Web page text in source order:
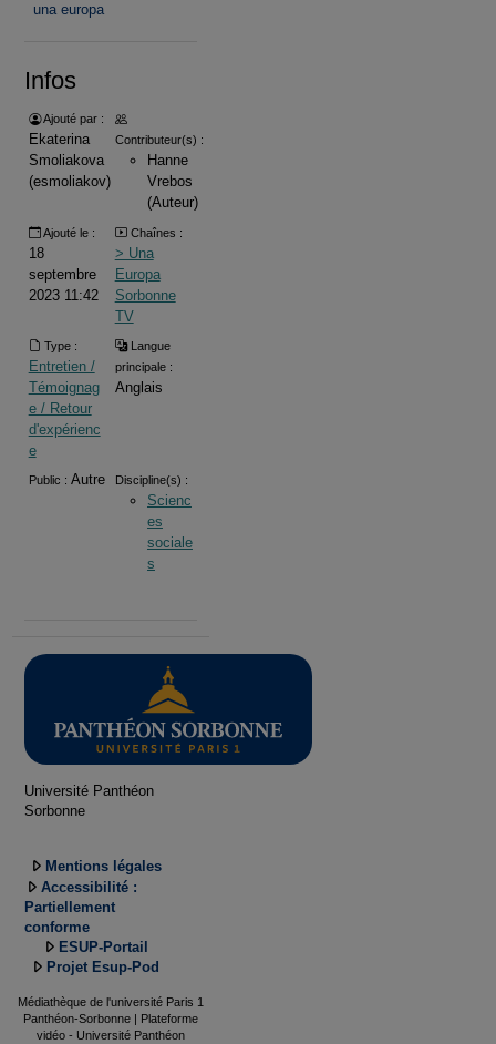
una europa
Infos
Ajouté par :
Ekaterina
Smoliakova
(esmoliakov)
Contributeur(s) :
Hanne
Vrebos
(Auteur)
Ajouté le :
18
septembre
2023 11:42
Chaînes :
> Una
Europa
Sorbonne
TV
Type :
Entretien /
Témoignag
e / Retour
d'expérienc
e
Langue
principale :
Anglais
Public : Autre Discipline(s) :
Scienc
es
sociale
s
Université Panthéon
Sorbonne
Mentions légales
Accessibilité :
Partiellement
conforme
ESUP-Portail
Projet Esup-Pod
Médiathèque de l'université Paris 1
Panthéon-Sorbonne | Plateforme
vidéo - Université Panthéon